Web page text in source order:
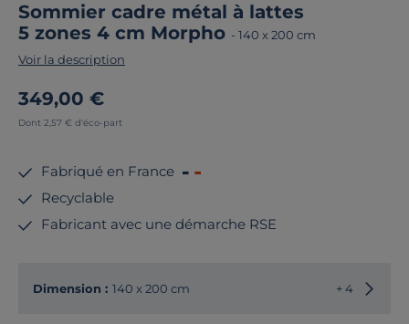
Sommier cadre métal à lattes
5 zones 4 cm Morpho - 140 x 200 cm
Voir la description
349,00 €
Dont 2,57 € d'éco-part
Fabriqué en France
Recyclable
Fabricant avec une démarche RSE
Dimension : 140 x 200 cm + 4